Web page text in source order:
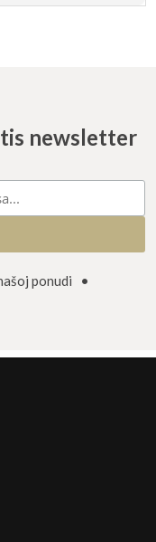
newsletter
ponudi •